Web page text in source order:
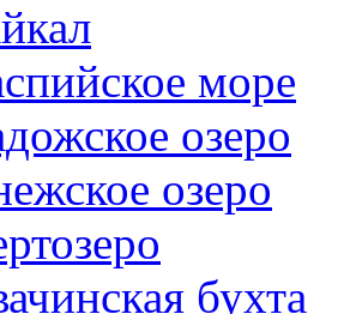
море
озеро
озеро
бухта